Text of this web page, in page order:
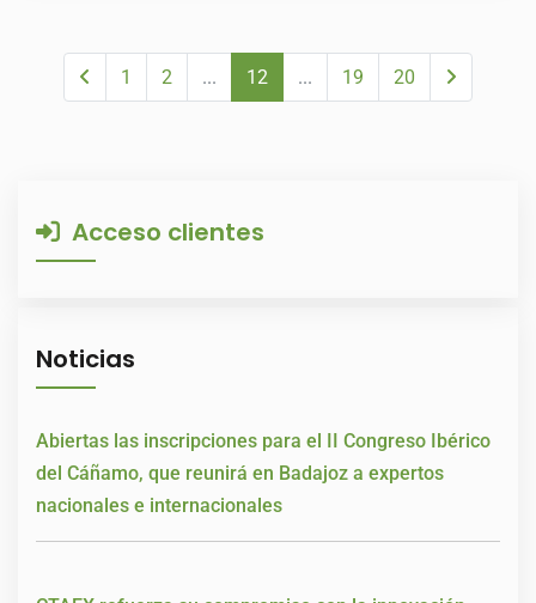
1 2 ... 12 ... 19 20
Acceso clientes
Noticias
Abiertas las inscripciones para el II Congreso Ibérico
del Cáñamo, que reunirá en Badajoz a expertos
nacionales e internacionales